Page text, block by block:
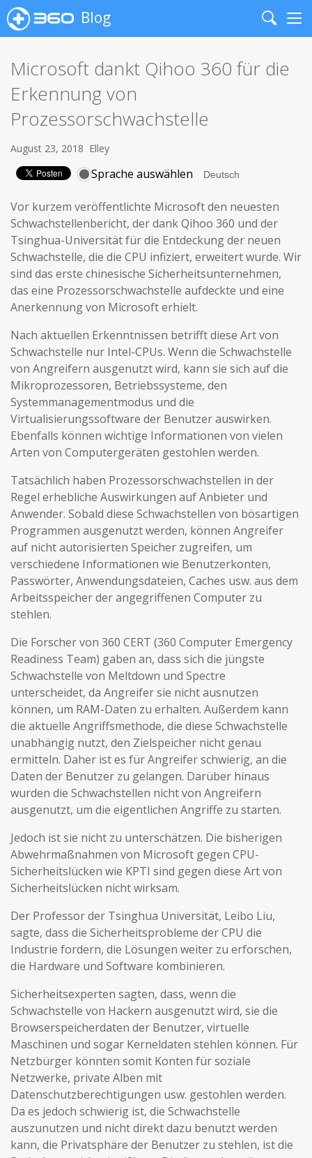
Blog
Search
Microsoft dankt Qihoo 360 für die
Erkennung von
Prozessorschwachstelle
August 23, 2018 Elley
Sprache auswählen
Vor kurzem veröffentlichte Microsoft den neuesten
Schwachstellenbericht, der dank Qihoo 360 und der
Tsinghua-Universität für die Entdeckung der neuen
Schwachstelle, die die CPU infiziert, erweitert wurde. Wir
sind das erste chinesische Sicherheitsunternehmen,
das eine Prozessorschwachstelle aufdeckte und eine
Anerkennung von Microsoft erhielt.
Nach aktuellen Erkenntnissen betrifft diese Art von
Schwachstelle nur Intel-CPUs. Wenn die Schwachstelle
von Angreifern ausgenutzt wird, kann sie sich auf die
Mikroprozessoren, Betriebssysteme, den
Systemmanagementmodus und die
Virtualisierungssoftware der Benutzer auswirken.
Ebenfalls können wichtige Informationen von vielen
Arten von Computergeräten gestohlen werden.
Tatsächlich haben Prozessorschwachstellen in der
Regel erhebliche Auswirkungen auf Anbieter und
Anwender. Sobald diese Schwachstellen von bösartigen
Programmen ausgenutzt werden, können Angreifer
auf nicht autorisierten Speicher zugreifen, um
verschiedene Informationen wie Benutzerkonten,
Passwörter, Anwendungsdateien, Caches usw. aus dem
Arbeitsspeicher der angegriffenen Computer zu
stehlen.
Die Forscher von 360 CERT (360 Computer Emergency
Readiness Team) gaben an, dass sich die jüngste
Schwachstelle von Meltdown und Spectre
unterscheidet, da Angreifer sie nicht ausnutzen
können, um RAM-Daten zu erhalten. Außerdem kann
die aktuelle Angriffsmethode, die diese Schwachstelle
unabhängig nutzt, den Zielspeicher nicht genau
ermitteln. Daher ist es für Angreifer schwierig, an die
Daten der Benutzer zu gelangen. Darüber hinaus
wurden die Schwachstellen nicht von Angreifern
ausgenutzt, um die eigentlichen Angriffe zu starten.
Jedoch ist sie nicht zu unterschätzen. Die bisherigen
Abwehrmaßnahmen von Microsoft gegen CPU-
Sicherheitslücken wie KPTI sind gegen diese Art von
Sicherheitslücken nicht wirksam.
Der Professor der Tsinghua Universität, Leibo Liu,
sagte, dass die Sicherheitsprobleme der CPU die
Industrie fordern, die Lösungen weiter zu erforschen,
die Hardware und Software kombinieren.
Sicherheitsexperten sagten, dass, wenn die
Schwachstelle von Hackern ausgenutzt wird, sie die
Browserspeicherdaten der Benutzer, virtuelle
Maschinen und sogar Kerneldaten stehlen können. Für
Netzbürger könnten somit Konten für soziale
Netzwerke, private Alben mit
Datenschutzberechtigungen usw. gestohlen werden.
Da es jedoch schwierig ist, die Schwachstelle
auszunutzen und nicht direkt dazu benutzt werden
kann, die Privatsphäre der Benutzer zu stehlen, ist die